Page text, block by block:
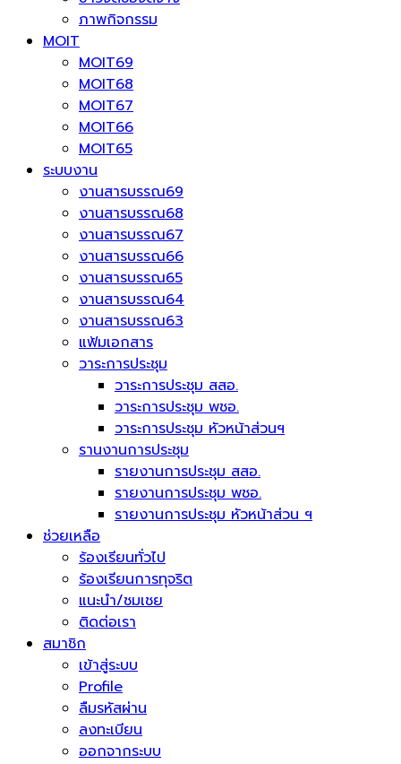
ภาพกิจกรรม
MOIT
MOIT69
MOIT68
MOIT67
MOIT66
MOIT65
ระบบงาน
งานสารบรรณ69
งานสารบรรณ68
งานสารบรรณ67
งานสารบรรณ66
งานสารบรรณ65
งานสารบรรณ64
งานสารบรรณ63
แฟ้มเอกสาร
วาระการประชุม
วาระการประชุม สสอ.
วาระการประชุม พชอ.
วาระการประชุม หัวหน้าส่วนฯ
รานงานการประชุม
รายงานการประชุม สสอ.
รายงานการประชุม พชอ.
รายงานการประชุม หัวหน้าส่วน ฯ
ช่วยเหลือ
ร้องเรียนทั่วไป
ร้องเรียนการทุจริต
แนะนำ/ชมเชย
ติดต่อเรา
สมาชิก
เข้าสู่ระบบ
Profile
ลืมรหัสผ่าน
ลงทะเบียน
ออกจากระบบ